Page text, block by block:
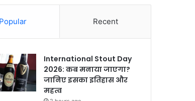
Popular Recent
International Stout Day
2026: कब मनाया जाएगा?
जानिए इसका इतिहास और
महत्व